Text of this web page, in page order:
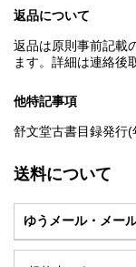
返品について
返品は原則事前記載
ます。詳細は連絡後
他特記事項
舒文堂古書目録発行(
送料について
ゆうメール・メー